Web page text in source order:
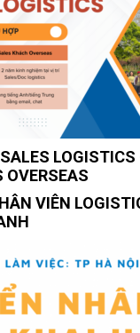
OVERSEAS
VIÊN